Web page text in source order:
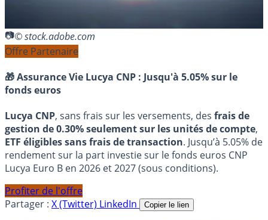
© stock.adobe.com
Offre Partenaire
🎁 Assurance Vie Lucya CNP : Jusqu'à 5.05% sur le
fonds euros
Lucya CNP, sans frais sur les versements, des frais de
gestion de 0.30% seulement sur les unités de compte,
ETF éligibles sans frais de transaction. Jusqu’à 5.05% de
rendement sur la part investie sur le fonds euros CNP
Lucya Euro B en 2026 et 2027 (sous conditions).
Profiter de l'offre
Partager : X (Twitter) LinkedIn Copier le lien